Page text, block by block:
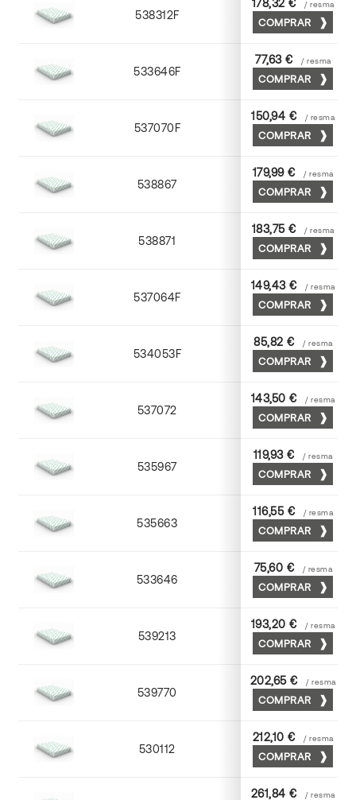
538312F 72 x 102
178,32 € / resma
COMPRAR
533646F 45 x 64
77,63 € / resma
COMPRAR
537070F 70 x 100
150,94 € / resma
COMPRAR
538867 65 x 90
179,99 € / resma
COMPRAR
538871 70 x 100
183,75 € / resma
COMPRAR
537064F 63 x 88
149,43 € / resma
COMPRAR
534053F 53 x 75
85,82 € / resma
COMPRAR
537072 70 x 100
143,50 € / resma
COMPRAR
535967 65 x 90
119,93 € / resma
COMPRAR
535663 63 x 88
116,55 € / resma
COMPRAR
533646 45 x 64
75,60 € / resma
COMPRAR
539213 72 x 102
193,20 € / resma
COMPRAR
539770 70 x 100
202,65 € / resma
COMPRAR
530112 72 x 102
212,10 € / resma
COMPRAR
261,84 € / resma